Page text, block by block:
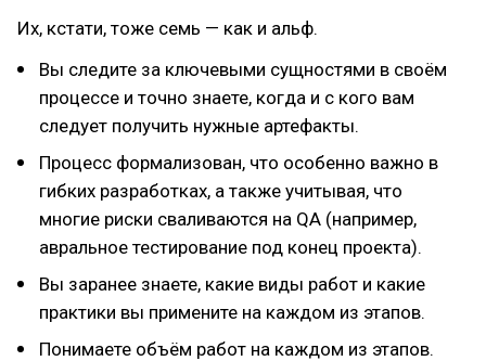
Их, кстати, тоже семь — как и альф.
Вы следите за ключевыми сущностями в своём
процессе и точно знаете, когда и с кого вам
следует получить нужные артефакты.
Процесс формализован, что особенно важно в
гибких разработках, а также учитывая, что
многие риски сваливаются на QA (например,
авральное тестирование под конец проекта).
Вы заранее знаете, какие виды работ и какие
практики вы примените на каждом из этапов.
Понимаете объём работ на каждом из этапов.